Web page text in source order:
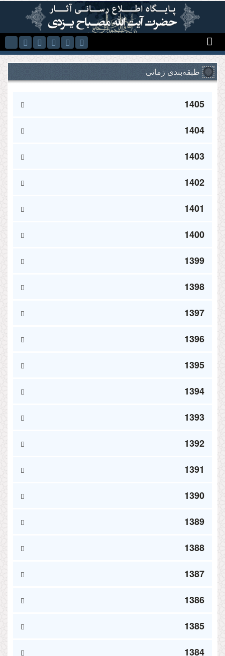
Skip to main content
طبقه‌بندی زمانی
1405
1404
1403
1402
1401
1400
1399
1398
1397
1396
1395
1394
1393
1392
1391
1390
1389
1388
1387
1386
1385
1384